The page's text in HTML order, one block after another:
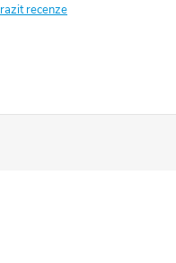
recenze